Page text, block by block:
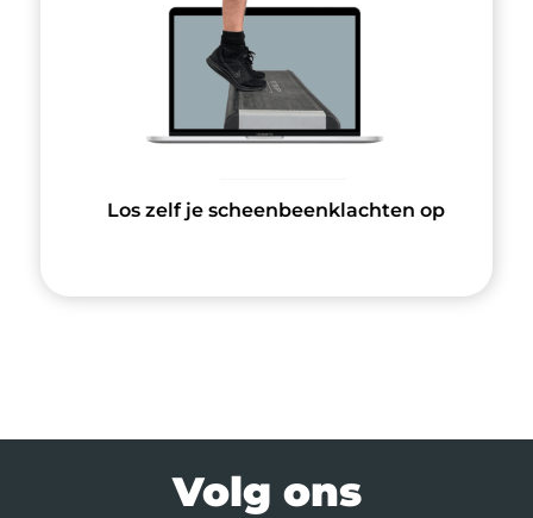
Los zelf je scheenbeenklachten op
Volg ons